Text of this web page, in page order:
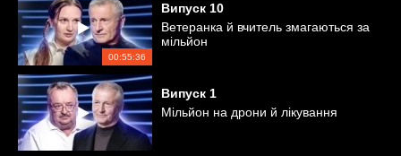
00:55:36
Випуск 10
Ветеранка й вчитель змагаються за
мільйон
Випуск 1
Мільйон на дрони й лікування